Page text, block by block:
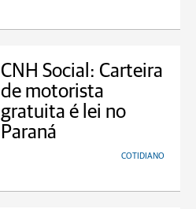
CNH Social: Carteira
de motorista
gratuita é lei no
Paraná
COTIDIANO